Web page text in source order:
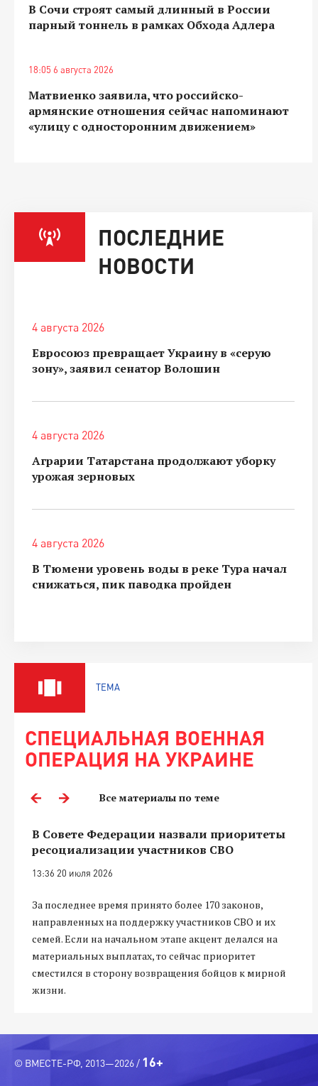
В Сочи строят самый длинный в России
парный тоннель в рамках Обхода Адлера
18:05 6 августа 2026
Матвиенко заявила, что российско-
армянские отношения сейчас напоминают
«улицу с односторонним движением»
ПОСЛЕДНИЕ
НОВОСТИ
4 августа 2026
Евросоюз превращает Украину в «серую
зону», заявил сенатор Волошин
4 августа 2026
Аграрии Татарстана продолжают уборку
урожая зерновых
4 августа 2026
В Тюмени уровень воды в реке Тура начал
снижаться, пик паводка пройден
ТЕМА
СПЕЦИАЛЬНАЯ ВОЕННАЯ
ОПЕРАЦИЯ НА УКРАИНЕ
Все материалы по теме
В Совете Федерации назвали приоритеты
ресоциализации участников СВО
13:36 20 июля 2026
За последнее время принято более 170 законов,
направленных на поддержку участников СВО и их
семей. Если на начальном этапе акцент делался на
материальных выплатах, то сейчас приоритет
сместился в сторону возвращения бойцов к мирной
жизни.
© ВМЕСТЕ-РФ, 2013—2026 / 16+